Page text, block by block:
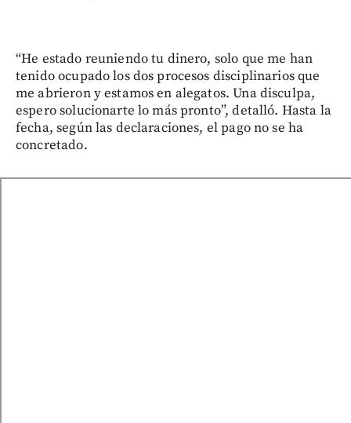
“He estado reuniendo tu dinero, solo que me han
tenido ocupado los dos procesos disciplinarios que
me abrieron y estamos en alegatos. Una disculpa,
espero solucionarte lo más pronto”, detalló. Hasta la
fecha, según las declaraciones, el pago no se ha
concretado.